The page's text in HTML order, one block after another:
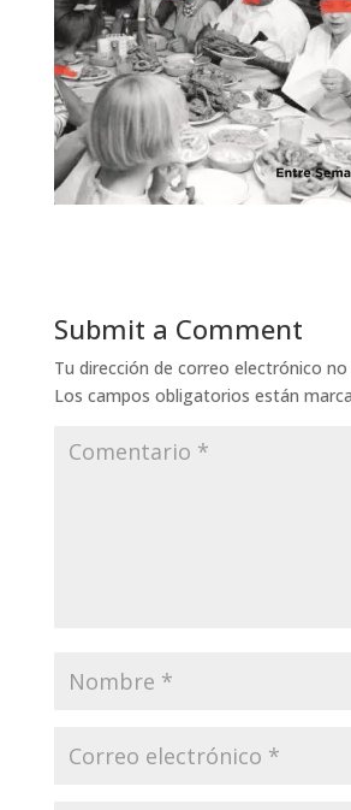
Submit a Comment
Tu dirección de correo electrónico no
Los campos obligatorios están